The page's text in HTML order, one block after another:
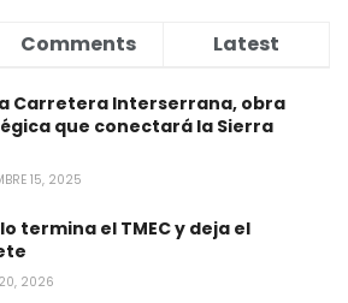
Comments Latest
Carretera Interserrana, obra
que conectará la Sierra
15, 2025
termina el TMEC y deja el
2026